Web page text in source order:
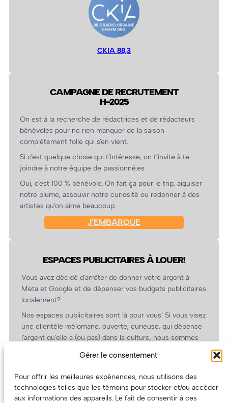
Gérer le consentement
Pour offrir les meilleures expériences, nous utilisons des
technologies telles que les témoins pour stocker et/ou accéder
aux informations des appareils. Le fait de consentir à ces
CKIA 88,3
CAMPAGNE DE RECRUTEMENT
H-2025
On est à la recherche de rédactrices et de rédacteurs
bénévoles pour ne rien manquer de la saison
complètement folle qui s’en vient.
Si c’est quelque chose qui t’intéresse, on t’invite à te
joindre à notre équipe de passionné.es.
Oui, c’est 100 % bénévole. On fait ça pour le trip, aiguiser
notre plume, assouvir notre curiosité ou redonner à des
artistes qu’on aime beaucoup.
J’EMBARQUE
ESPACES PUBLICITAIRES À LOUER!
Vous avez décidé d’arrêter de donner votre argent à
Meta et Google et de dépenser vos budgets publicitaires
localement?
Nos espaces publicitaires sont là pour vous! Si vous visez
une clientèle mélomane, ouverte, curieuse, qui dépense
l’argent qu’elle a (ou pas) dans la culture, nous sommes
revient.
(Oui, on va avoir des tarifs spéciaux pour vous, les